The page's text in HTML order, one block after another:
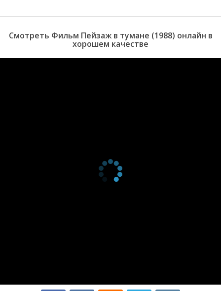
Смотреть Фильм Пейзаж в тумане (1988) онлайн в
хорошем качестве